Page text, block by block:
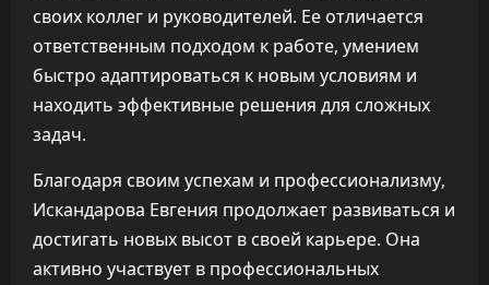
своих коллег и руководителей. Ее отличается
ответственным подходом к работе, умением
быстро адаптироваться к новым условиям и
находить эффективные решения для сложных
задач.
Благодаря своим успехам и профессионализму,
Искандарова Евгения продолжает развиваться и
достигать новых высот в своей карьере. Она
активно участвует в профессиональных